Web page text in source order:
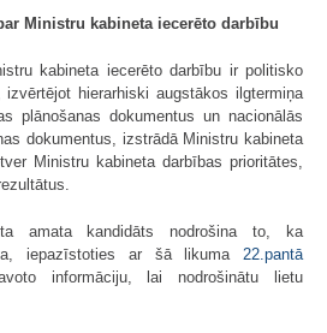
Ministru kabineta iecerēto darbību
kabineta iecerēto darbību ir politisko
hierarhiski augstākos ilgtermiņa
plānošanas dokumentus un nacionālās
dokumentus, izstrādā Ministru kabineta
Ministru kabineta darbības prioritātes,
amata kandidāts nodrošina to, ka
iepazīstoties ar šā likuma 22.pantā
informāciju, lai nodrošinātu lietu